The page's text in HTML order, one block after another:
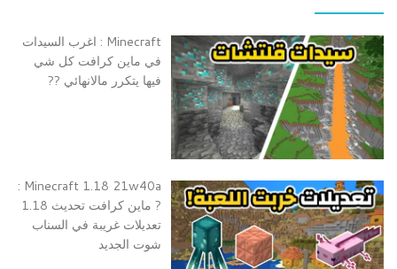
Minecraft : اغرب السيدات
في ماين كرافت كل شي
فيها يتكرر مالانهائي ??
Minecraft 1.18 21w40a :
? ماين كرافت تحديث 1.18
تعديلات غريبة في السناب
شوت الجديد